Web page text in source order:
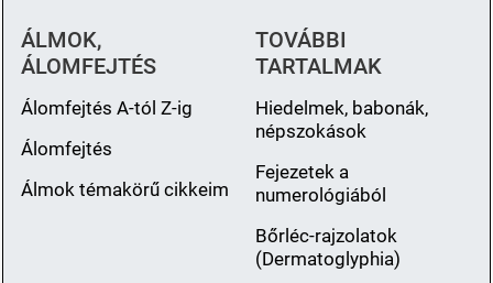
ÁLMOK,
ÁLOMFEJTÉS
Álomfejtés A-tól Z-ig
Álomfejtés
Álmok témakörű cikkeim
TOVÁBBI
TARTALMAK
Hiedelmek, babonák,
népszokások
Fejezetek a
numerológiából
Bőrléc-rajzolatok
(Dermatoglyphia)